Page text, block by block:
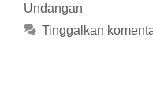
Undangan
Tinggalkan